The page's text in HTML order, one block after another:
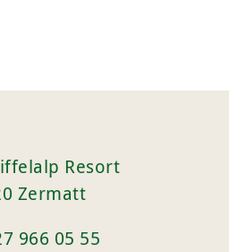
Resort
Zermatt
966 05 55